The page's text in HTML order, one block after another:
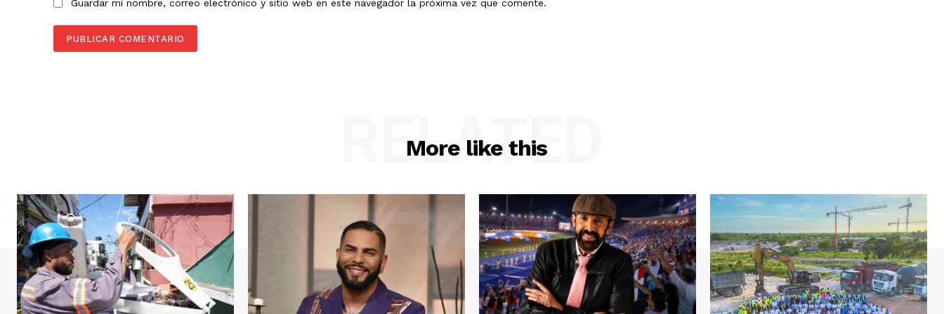
Guardar mi nombre, correo electrónico y sitio web en este navegador la próxima vez que comente.
More like this
RELATED